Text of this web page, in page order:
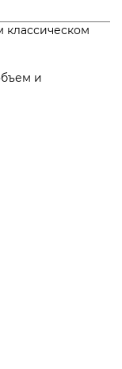
классическом
и